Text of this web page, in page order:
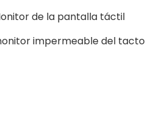
de la pantalla táctil
impermeable del tacto